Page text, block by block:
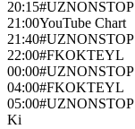
20:15#UZNONSTOP
21:00YouTube Chart
21:40#UZNONSTOP
22:00#FKOKTEYL
00:00#UZNONSTOP
04:00#FKOKTEYL
05:00#UZNONSTOP
Ki